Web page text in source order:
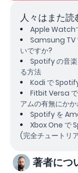
人々はまた読
Apple Watch
Samsung TV
いですか?
Spotify の音
る方法
Kodi で
Fitbit Versa
アムの有無にかか
Spotify を
Xbox One で
(完全チュートリ
著者につ